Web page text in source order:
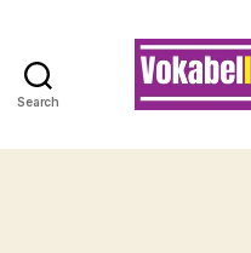
Search